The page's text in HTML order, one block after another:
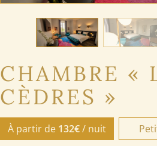
CHAMBRE «
CÈDRES »
À partir de 132€/ nuit